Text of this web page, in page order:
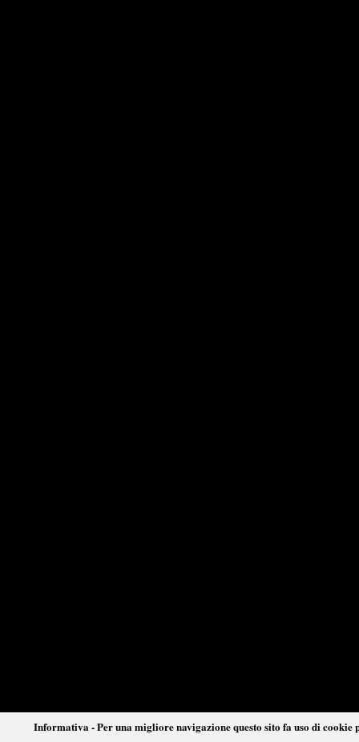
Informativa - Per una migliore navigazione questo sito fa uso di